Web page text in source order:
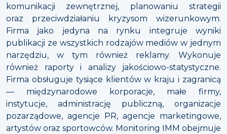
komunikacji zewnętrznej, planowaniu strategii
oraz przeciwdziałaniu kryzysom wizerunkowym.
Firma jako jedyna na rynku integruje wyniki
publikacji ze wszystkich rodzajów mediów w jednym
narzędziu, w tym również reklamy. Wykonuje
również raporty i analizy jakościowo-statystyczne.
Firma obsługuje tysiące klientów w kraju i zagranicą
— międzynarodowe korporacje, małe firmy,
instytucje, administrację publiczną, organizacje
pozarządowe, agencje PR, agencje marketingowe,
artystów oraz sportowców. Monitoring IMM obejmuje